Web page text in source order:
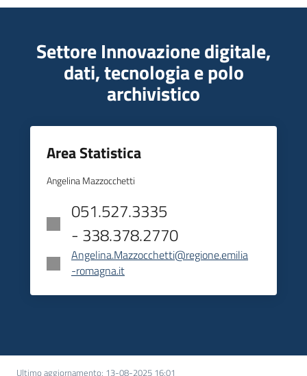
Settore Innovazione digitale,
dati, tecnologia e polo
archivistico
Area Statistica
Angelina Mazzocchetti
051.527.3335
- 338.378.2770
Angelina.Mazzocchetti@regione.emilia
-romagna.it
Ultimo aggiornamento: 13-08-2025 16:01